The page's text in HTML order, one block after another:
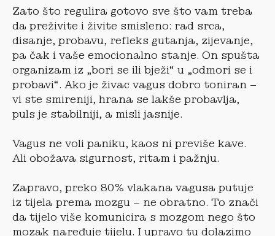
Zato što regulira gotovo sve što vam treba
da preživite i živite smisleno: rad srca,
disanje, probavu, refleks gutanja, zijevanje,
pa čak i vaše emocionalno stanje. On spušta
organizam iz „bori se ili bježi“ u „odmori se i
probavi“. Ako je živac vagus dobro toniran –
vi ste smireniji, hrana se lakše probavlja,
puls je stabilniji, a misli jasnije.
Vagus ne voli paniku, kaos ni previše kave.
Ali obožava sigurnost, ritam i pažnju.
Zapravo, preko 80% vlakana vagusa putuje
iz tijela prema mozgu – ne obratno. To znači
da tijelo više komunicira s mozgom nego što
mozak naređuje tijelu. I upravo tu dolazimo